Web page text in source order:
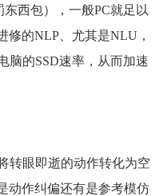
西包），一般PC就足以
修的NLP、尤其是NLU，
脑的SSD速率，从而加速
转眼即逝的动作转化为空
动作纠偏还有是参考模仿